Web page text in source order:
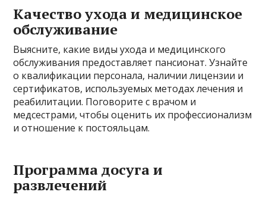
Качество ухода и медицинское
обслуживание
Выясните, какие виды ухода и медицинского
обслуживания предоставляет пансионат. Узнайте
о квалификации персонала, наличии лицензии и
сертификатов, используемых методах лечения и
реабилитации. Поговорите с врачом и
медсестрами, чтобы оценить их профессионализм
и отношение к постояльцам.
Программа досуга и
развлечений